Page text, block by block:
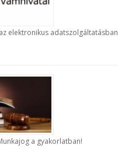
elektronikus adatszolgáltatásban
a gyakorlatban!